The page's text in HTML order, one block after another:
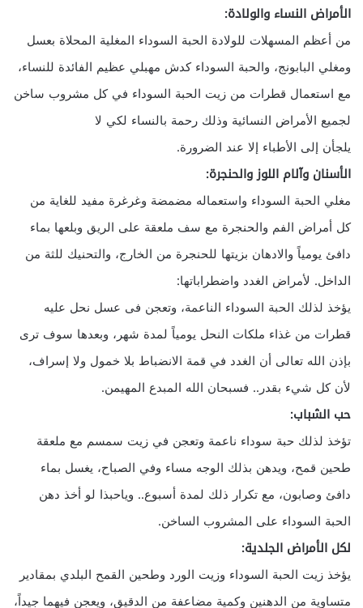
الأمراض النساء والولادة:
من أعظم المسهلات للولادة الحبة السوداء المغلية المحلاة بعسل
ومغلي البابونج، والحبة السوداء كدش مهبلي عظيم الفائدة للنساء،
مع استعمال قطرات من زيت الحبة السوداء في كل مشروب ساخن
لجميع الأمراض النسائية وذلك رحمة بالنساء لكي لا
يلجأن إلى الأطباء إلا عند الضرورة.
الأسنان وآلام اللوز والحنجرة:
مغلي الحبة السوداء واستعماله مضمضة وغرغرة مفيد للغاية من
كل أمراض الفم والحنجرة مع سف ملعقة على الريق وبلعها بماء
دافئ يومياً والادهان بزيتها للحنجرة من الخارج، والتحنيك للثة من
الداخل. لأمراض الغدد واضطراباتها:
يؤخذ لذلك الحبة السوداء الناعمة، وتعجن فى عسل نحل عليه
قطرات من غذاء ملكات النحل يومياً لمدة شهر، وبعدها سوف ترى
بإذن الله تعالى أن الغدد في قمة الانضباط بلا خمول ولا إسراف،
لأن كل شيء بقدر.. فسبحان الله المبدع المهيمن.
حب الشباب:
تؤخذ لذلك حبة سوداء ناعمة وتعجن في زيت سمسم مع ملعقة
طحين قمح، ويدهن بذلك الوجه مساء وفي الصباح، يغسل بماء
دافئ وصابون، مع تكرار ذلك لمدة أسبوع.. وياحبذا لو أخذ دهن
الحبة السوداء على المشروب الساخن.
لكل الأمراض الجلدية:
يؤخذ زيت الحبة السوداء وزيت الورد وطحين القمح البلدي بمقادير
متساوية من الدهنين وكمية مضاعفة من الدقيق، ويعجن فيهما جيداً،